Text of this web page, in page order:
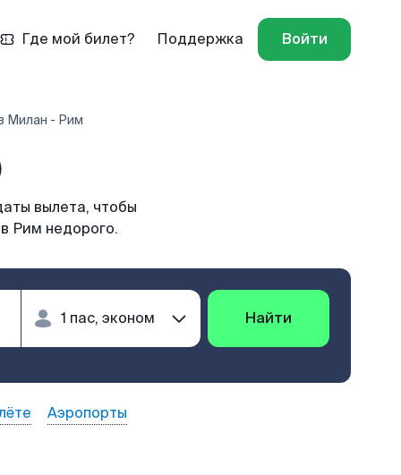
Где мой билет? Поддержка Войти
Милан - Рим
вылета, чтобы
Рим недорого.
Найти
Аэропорты